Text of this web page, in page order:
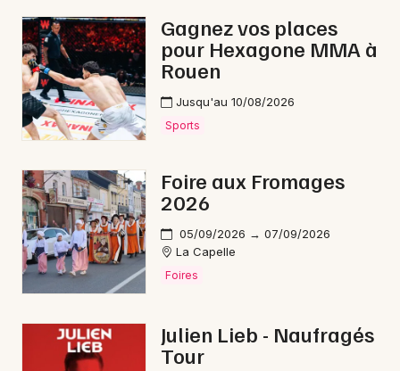
Fête de la musique dans les Hauts-de-France
Newsletter des sorties
Artistes en tournée
Actus à Saint-Quentin
Magazine à Saint-Quentin
Gagnez vos places
pour Hexagone MMA à
Rouen
Jusqu'au 10/08/2026
Sports
Foire aux Fromages
2026
05/09/2026 → 07/09/2026
La Capelle
Foires
Julien Lieb - Naufragés
Tour